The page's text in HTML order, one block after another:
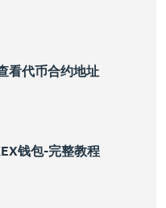
看代币合约地址
钱包-完整教程